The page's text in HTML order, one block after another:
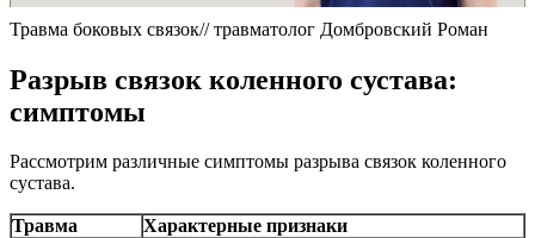
Травма боковых связок// травматолог Домбровский Роман
Разрыв связок коленного сустава:
симптомы
Рассмотрим различные симптомы разрыва связок коленного
сустава.
Травма Характерные признаки